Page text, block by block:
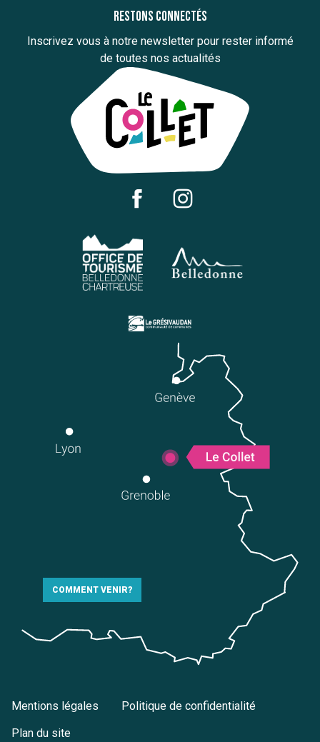
Restons connectés
Inscrivez vous à notre newsletter pour rester informé
de toutes nos actualités
COMMENT VENIR?
Mentions légales Politique de confidentialité
Plan du site